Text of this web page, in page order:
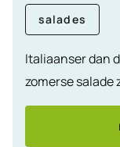
salades
Italiaanser dan
zomerse salade